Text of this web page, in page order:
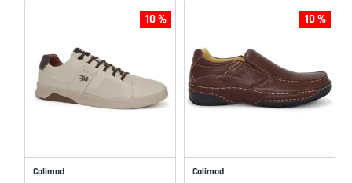
10 %
Calimod
10 %
Calimod